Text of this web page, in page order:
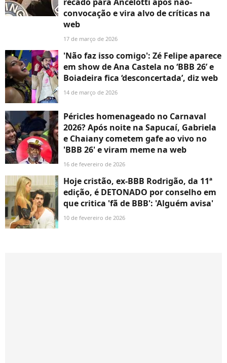
convocação e vira alvo de críticas na
web
17 de março de 2026
'Não faz isso comigo': Zé Felipe aparece
em show de Ana Castela no ‘BBB 26’ e
Boiadeira fica ‘desconcertada’, diz web
14 de março de 2026
Péricles homenageado no Carnaval
2026? Após noite na Sapucaí, Gabriela
e Chaiany cometem gafe ao vivo no
'BBB 26' e viram meme na web
16 de fevereiro de 2026
Hoje cristão, ex-BBB Rodrigão, da 11ª
edição, é DETONADO por conselho em
que critica 'fã de BBB': 'Alguém avisa'
10 de fevereiro de 2026